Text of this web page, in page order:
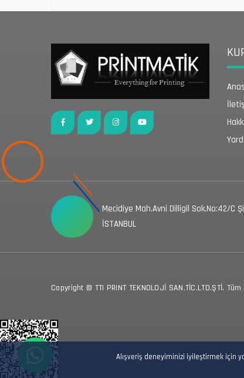
Alışveriş deneyiminizi iyileştirmek için
Mecidiye Mah.Avni Dilligil Sok.No:42/C
İSTANBUL
Copyright © TTI PRINT TEKNOLOJİ SAN.TİC.LTD.ŞTİ. Tüm